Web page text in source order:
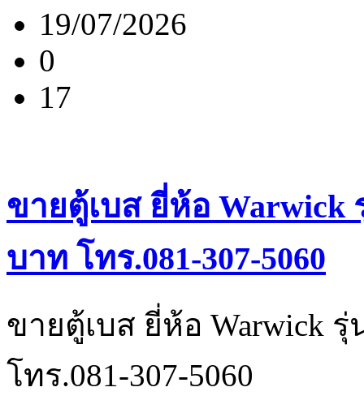
19/07/2026
0
17
ขายตู้เบส ยี่ห้อ Warwick
บาท โทร.081-307-5060
ขายตู้เบส ยี่ห้อ Warwick
โทร.081-307-5060